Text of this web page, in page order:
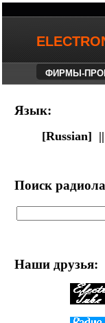
ФИРМЫ-
Язык:
[Russian] ||
Поиск
Наши друзья: